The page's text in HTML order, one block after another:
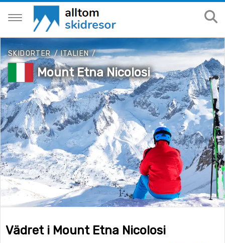
SKIDORTER/ITALIEN/
Mount Etna Nicolosi
Vädret i Mount Etna Nicolosi